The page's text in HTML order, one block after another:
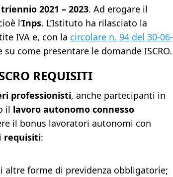
triennio 2021 – 2023. Ad erogare il
l’Inps. L’Istituto ha rilasciato la
IVA e, con la circolare n. 94 del 30-06-
come presentare le domande ISCRO.
REQUISITI
professionisti, anche partecipanti in
il lavoro autonomo connesso
il bonus lavoratori autonomi con
requisiti:
forme di previdenza obbligatorie;